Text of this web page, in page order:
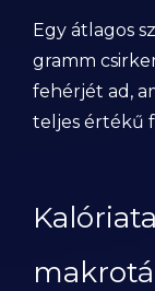
Egy átlagos
gramm
fehérjét ad,
teljes értékű